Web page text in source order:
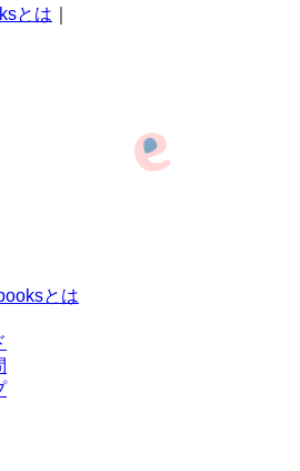
とは
とは